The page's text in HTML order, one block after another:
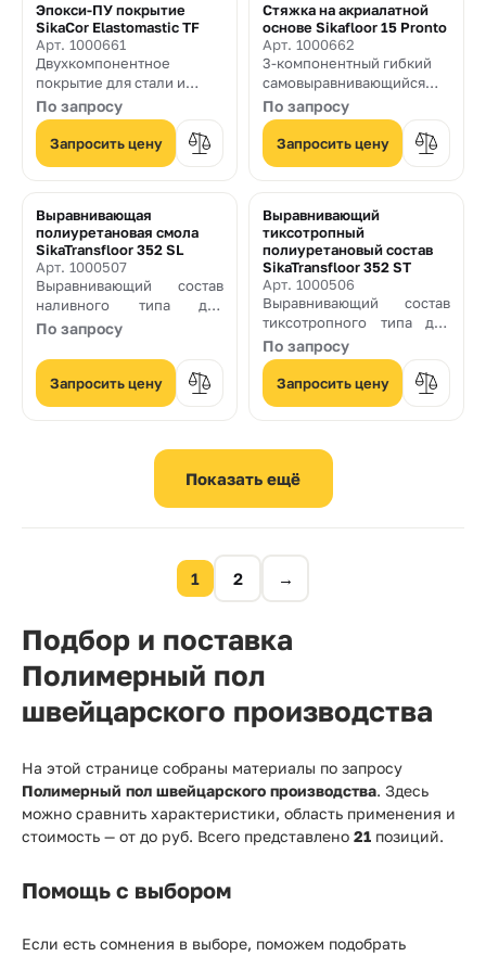
Эпокси-ПУ покрытие
SikaCor Elastomastic TF
Арт. 1000661
Двухкомпонентное
покрытие для стали и
бетона на эпоксидно-
полиуретановой основе
По запросу
Запросить цену
Стяжка на акриалатной
основе Sikafloor 15 Pronto
Арт. 1000662
3-компонентный гибкий
самовыравнивающийся
состав для стяжки на
основе реактивных
акрилатов
По запросу
Запросить цену
Выравнивающая
полиуретановая смола
SikaTransfloor 352 SL
Арт. 1000507
Выравнивающий состав
наливного типа для
внутренних и наружных
По запросу
Запросить цену
Выравнивающий
тиксотропный
полиуретановый состав
SikaTransfloor 352 ST
Арт. 1000506
Выравнивающий состав
тиксотропного типа для
внутренних и наружных
работ.
По запросу
Запросить цену
1 2 →
Подбор и поставка
Полимерный пол
швейцарского производства
На этой странице собраны материалы по запросу
Полимерный пол швейцарского производства. Здесь
можно сравнить характеристики, область применения и
стоимость — от до руб. Всего представлено 21 позиций.
Помощь с выбором
Если есть сомнения в выборе, поможем подобрать